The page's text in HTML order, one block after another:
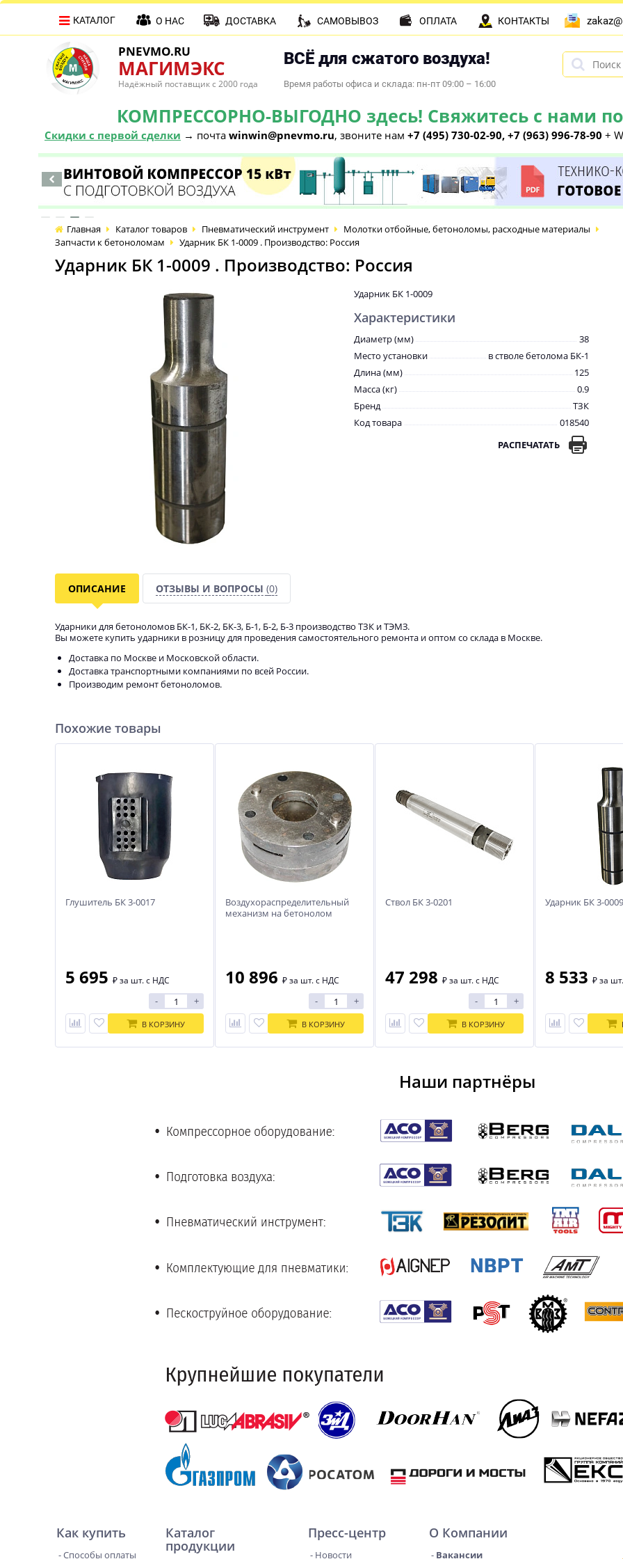
PNEVMO.RU
МАГИМЭКС
Надёжный поставщик с 2000 года
ВСЁ для сжатого воздуха!
Время работы офиса и склада: пн-пт 09:00 – 16:00
КОМПРЕССОРНО-ВЫГОДНО здесь! Свяжитесь с нами по
Скидки с первой сделки → почта winwin@pnevmo.ru, звоните нам +7 (495) 730-02-90, +7 (963) 996-78-90 +
КАТАЛОГ О НАС ДОСТАВКА САМОВЫВОЗ ОПЛАТА КОНТАКТЫ
Главная Каталог товаров Пневматический инструмент
Молотки отбойные, бетоноломы, расходные материалы
Запчасти к бетоноломам
Ударник БК 1-0009 . Производство: Россия
Ударник БК 1-0009 . Производство: Россия
Ударник БК 1-0009
Характеристики
Диаметр (мм)
38
Место установки
в стволе бетолома БК-1
Длина (мм)
125
Масса (кг)
0.9
Бренд
ТЗК
Код товара
018540
РАСПЕЧАТАТЬ
ОПИСАНИЕ ОТЗЫВЫ И ВОПРОСЫ (0)
Ударники для бетоноломов БК-1, БК-2, БК-3, Б-1, Б-2, Б-3 производство ТЗК и ТЭМЗ.
Вы можете купить ударники в розницу для проведения самостоятельного ремонта и оптом со склада в Москве.
Доставка по Москве и Московской области.
Доставка транспортными компаниями по всей России.
Производим ремонт бетоноломов.
Похожие товары
Ударник БК 3-0009
8 533 ₽за
Ствол БК 3-0201
47 298 ₽за шт. с НДС
- +
В КОРЗИНУ
Воздухораспределительный
механизм на бетонолом
10 896 ₽за шт. с НДС
- +
В КОРЗИНУ
Глушитель БК 3-0017
5 695 ₽за шт. с НДС
- +
В КОРЗИНУ
Наши партнёры
Как купить
Способы оплаты
Каталог
продукции
Пресс-центр
Новости
О Компании
Вакансии